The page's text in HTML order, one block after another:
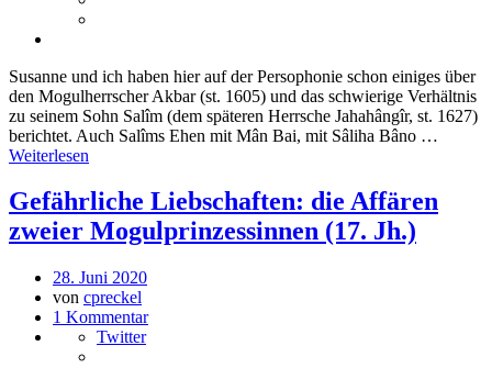
Susanne und ich haben hier auf der Persophonie schon einiges über
den Mogulherrscher Akbar (st. 1605) und das schwierige Verhältnis
zu seinem Sohn Salîm (dem späteren Herrsche Jahahângîr, st. 1627)
berichtet. Auch Salîms Ehen mit Mân Bai, mit Sâliha Bâno …
Weiterlesen
Gefährliche Liebschaften: die Affären
zweier Mogulprinzessinnen (17. Jh.)
28. Juni 2020
von cpreckel
1 Kommentar
Twitter